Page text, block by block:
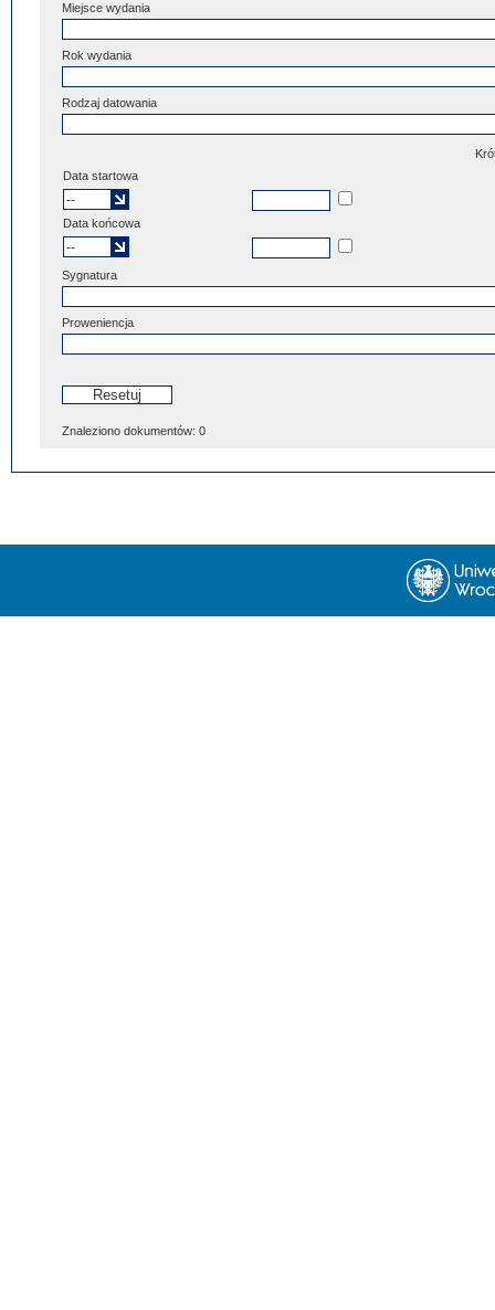
Miejsce wydania
Rok wydania
Rodzaj datowania
Data startowa
Data końcowa
Sygnatura
Proweniencja
Znaleziono dokumentów: 0